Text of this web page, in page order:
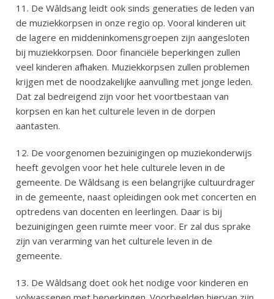
11. De Wâldsang leidt ook sinds generaties de leden van
de muziekkorpsen in onze regio op. Vooral kinderen uit
de lagere en middeninkomensgroepen zijn aangesloten
bij muziekkorpsen. Door financiële beperkingen zullen
veel kinderen afhaken. Muziekkorpsen zullen problemen
krijgen met de noodzakelijke aanvulling met jonge leden.
Dat zal bedreigend zijn voor het voortbestaan van
korpsen en kan het culturele leven in de dorpen
aantasten.
12. De voorgenomen bezuinigingen op muziekonderwijs
heeft gevolgen voor het hele culturele leven in de
gemeente. De Wâldsang is een belangrijke cultuurdrager
in de gemeente, naast opleidingen ook met concerten en
optredens van docenten en leerlingen. Daar is bij
bezuinigingen geen ruimte meer voor. Er zal dus sprake
zijn van verarming van het culturele leven in de
gemeente.
13. De Wâldsang doet ook het nodige voor kinderen en